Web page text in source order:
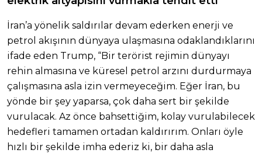
İran’a yönelik saldırılar devam ederken enerji ve
petrol akışının dünyaya ulaşmasına odaklandıklarını
ifade eden Trump, “Bir terörist rejimin dünyayı
rehin almasına ve küresel petrol arzını durdurmaya
çalışmasına asla izin vermeyeceğim. Eğer İran, bu
yönde bir şey yaparsa, çok daha sert bir şekilde
vurulacak. Az önce bahsettiğim, kolay vurulabilecek
hedefleri tamamen ortadan kaldırırım. Onları öyle
hızlı bir şekilde imha ederiz ki, bir daha asla